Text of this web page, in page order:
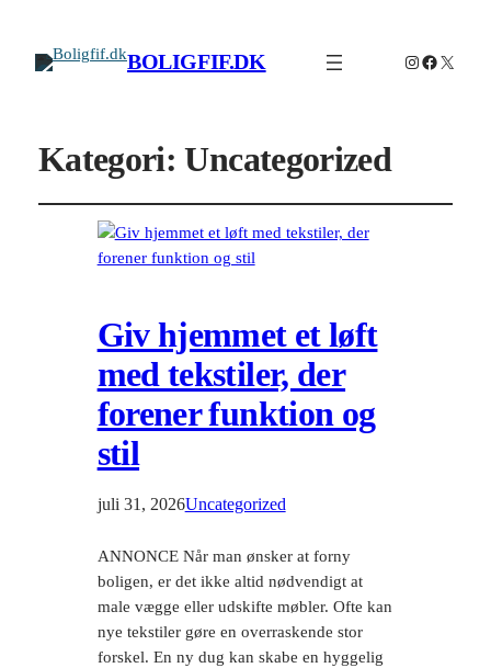
BOLIGFIF.DK Instagram
Facebook
X
Kategori:Uncategorized
Giv hjemmet et løft
med tekstiler, der
forener funktion og
stil
juli 31, 2026Uncategorized
ANNONCE Når man ønsker at forny
boligen, er det ikke altid nødvendigt at
male vægge eller udskifte møbler. Ofte kan
nye tekstiler gøre en overraskende stor
forskel. En ny dug kan skabe en hyggelig